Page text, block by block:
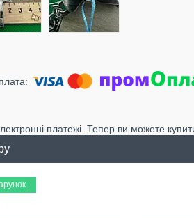
платежі. Тепер ви можете